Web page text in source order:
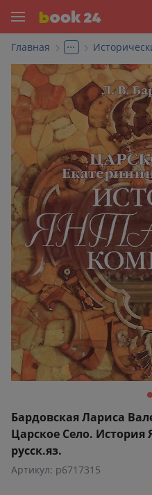
Главная ...
Бардовская Лариса
Царское Село.
русск.яз.
Артикул: p6717315